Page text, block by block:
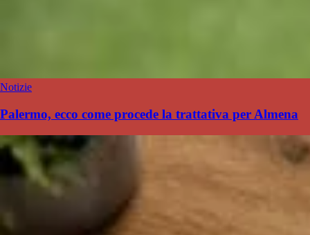
Notizie
Palermo, ecco come procede la trattativa per Almena